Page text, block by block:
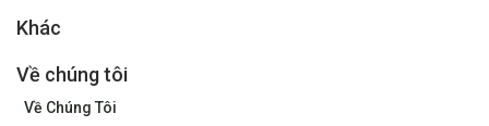
Khác
Về chúng tôi
Về Chúng Tôi